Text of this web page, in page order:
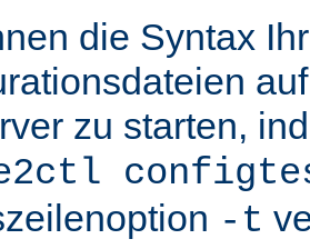
die Syntax
zu starten,
-t